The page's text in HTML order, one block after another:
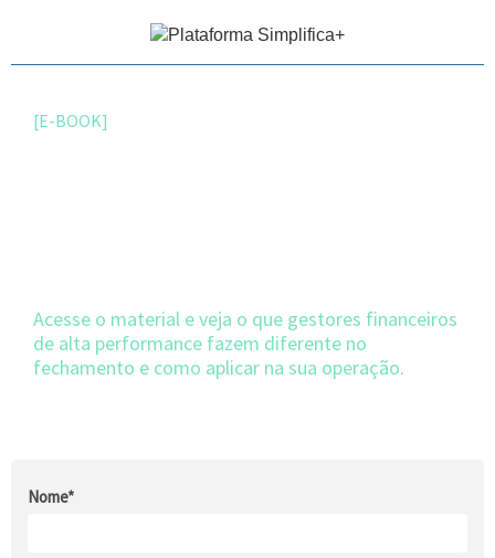
[E-BOOK]
Acesse o material e veja o que gestores financeiros
de alta performance fazem diferente no
fechamento e como aplicar na sua operação.
Nome*